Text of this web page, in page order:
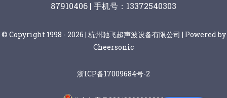
87910406 | 手机号：13372540303
© Copyright 1998 - 2026 | 杭州驰飞超声波设备有限公司 | Powered by
Cheersonic
浙ICP备17009684号-2